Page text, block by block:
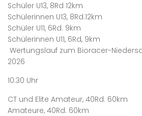
Schüler U13, 8Rd 12km
Schülerinnen U13, 8Rd.12km
Schüler U11, 6Rd. 9km
Schülerinnen U11, 6Rd, 9km
Wertungslauf zum Bioracer-
2026
10:30 Uhr
CT und Elite Amateur, 40Rd. 60km
Amateure, 40Rd. 60km